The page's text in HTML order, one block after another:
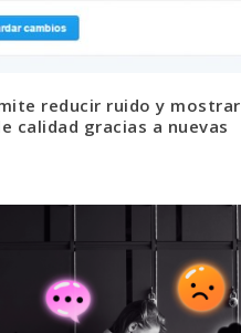
reducir ruido y mostrar
calidad gracias a nuevas